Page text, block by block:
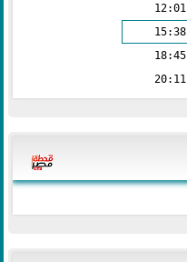
12:01
15:38
18:45
20:11